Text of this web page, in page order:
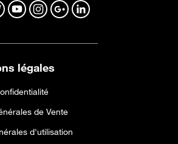
légales
de Vente
d'utilisation